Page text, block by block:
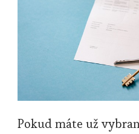
Pokud máte už